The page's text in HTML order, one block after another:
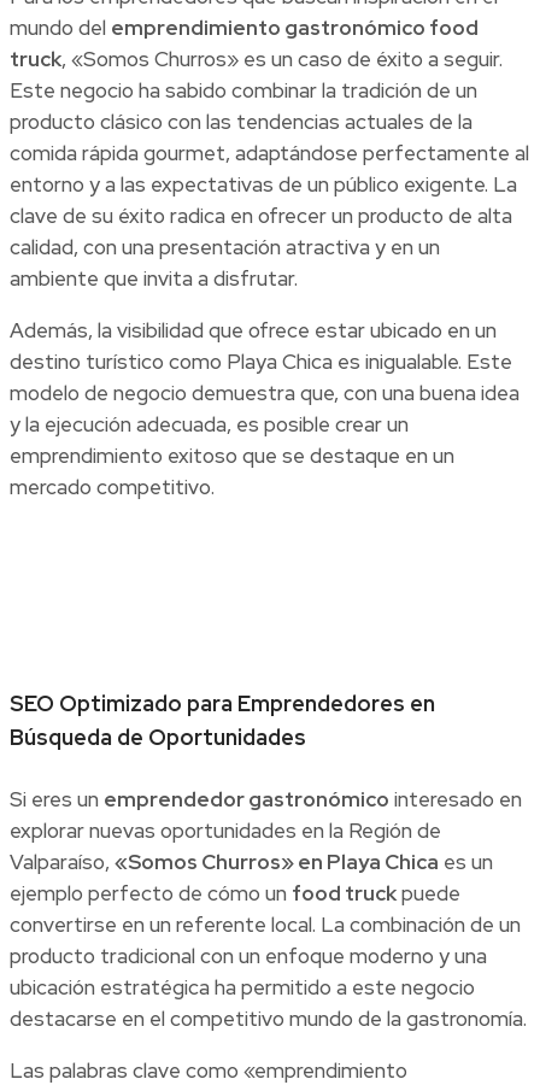
mundo del emprendimiento gastronómico food
truck, «Somos Churros» es un caso de éxito a seguir.
Este negocio ha sabido combinar la tradición de un
producto clásico con las tendencias actuales de la
comida rápida gourmet, adaptándose perfectamente al
entorno y a las expectativas de un público exigente. La
clave de su éxito radica en ofrecer un producto de alta
calidad, con una presentación atractiva y en un
ambiente que invita a disfrutar.
Además, la visibilidad que ofrece estar ubicado en un
destino turístico como Playa Chica es inigualable. Este
modelo de negocio demuestra que, con una buena idea
y la ejecución adecuada, es posible crear un
emprendimiento exitoso que se destaque en un
mercado competitivo.
SEO Optimizado para Emprendedores en
Búsqueda de Oportunidades
Si eres un emprendedor gastronómico interesado en
explorar nuevas oportunidades en la Región de
Valparaíso, «Somos Churros» en Playa Chica es un
ejemplo perfecto de cómo un food truckpuede
convertirse en un referente local. La combinación de un
producto tradicional con un enfoque moderno y una
ubicación estratégica ha permitido a este negocio
destacarse en el competitivo mundo de la gastronomía.
Las palabras clave como «emprendimiento